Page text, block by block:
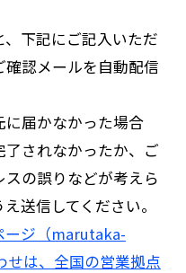
下記にご記入いただ
認メールを自動配信
届かなかった場合
されなかったか、ご
の誤りなどが考えら
送信してください。
ージ（marutaka-
せは、全国の営業拠点